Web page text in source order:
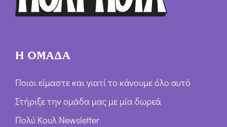
Η ΟΜΑΔΑ
Ποιοι είμαστε και γιατί το κάνουμε όλο αυτό
Στήριξε την ομάδα μας με μία δωρεά
Πολύ Κουλ Newsletter